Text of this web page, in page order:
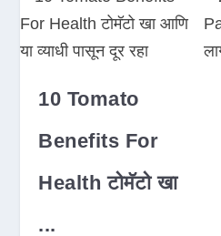
10 Tomato
Benefits For
Health टोमॅटो खा
...